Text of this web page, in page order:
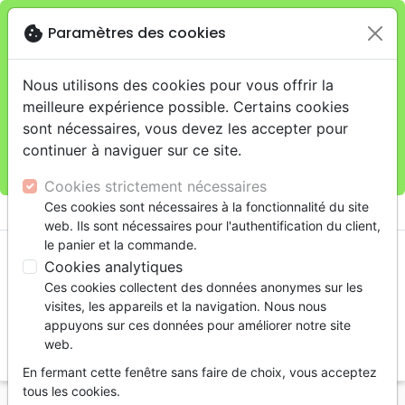
Je veux retirer ma commande au 11 rue de Rive,
Genèveclose
warningCette boutique en ligne est limitée au retrait en
magasin.
Pour les livraisons à domicile, veuillez passer vos
commandes sur la boutique La Maison de la Bible
shopping_cart
cookie Paramètres des cookies
Nous utilisons des cookies pour vous offrir la
meilleure expérience possible. Certains cookies
sont nécessaires, vous devez les accepter pour
continuer à naviguer sur ce site.
Cookies strictement nécessaires
Ces cookies sont nécessaires à la fonctionnalité du site
web. Ils sont nécessaires pour l'authentification du client,
le panier et la commande.
Cookies analytiques
Ces cookies collectent des données anonymes sur les
visites, les appareils et la navigation. Nous nous
appuyons sur ces données pour améliorer notre site
web.
En fermant cette fenêtre sans faire de choix, vous acceptez
tous les cookies.